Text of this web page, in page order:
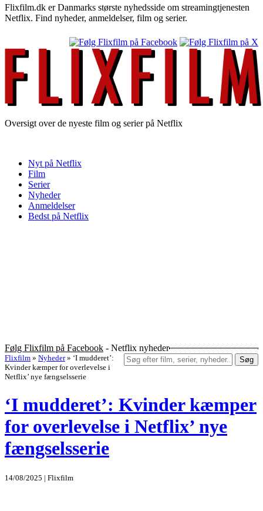
Flixfilm.dk er Danmarks største nyhedsside om streamingtjenesten
Netflix. Find nyheder, anmeldelser, film og serier.
Oversigt over de nyeste film og serier på Netflix
Nyt på Netflix
Film
Serier
Nyheder
Anmeldelser
Bedst på Netflix
Følg Flixfilm på Facebook - Netflix nyheder
Søg
Flixfilm » Nyheder » ‘I mudderet’:
Kvinder kæmper for overlevelse i
Netflix’ nye fængselsserie
‘I mudderet’: Kvinder kæmper
for overlevelse i Netflix’ nye
fængselsserie
14/08/2025 | Flixfilm